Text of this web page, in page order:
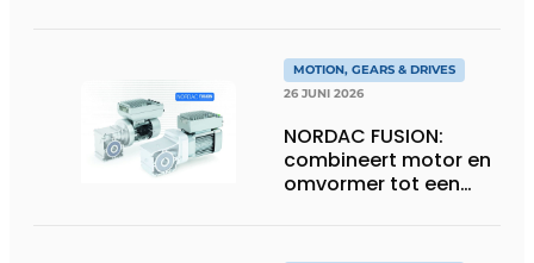
MOTION, GEARS & DRIVES
26 JUNI 2026
NORDAC FUSION:
combineert motor en
omvormer tot een